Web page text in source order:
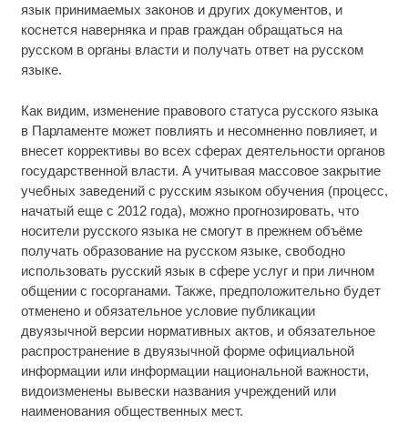
язык принимаемых законов и других документов, и
коснется наверняка и прав граждан обращаться на
русском в органы власти и получать ответ на русском
языке.
Как видим, изменение правового статуса русского языка
в Парламенте может повлиять и несомненно повлияет, и
внесет коррективы во всех сферах деятельности органов
государственной власти. А учитывая массовое закрытие
учебных заведений с русским языком обучения (процесс,
начатый еще с 2012 года), можно прогнозировать, что
носители русского языка не смогут в прежнем объёме
получать образование на русском языке, свободно
использовать русский язык в сфере услуг и при личном
общении с госорганами. Также, предположительно будет
отменено и обязательное условие публикации
двуязычной версии нормативных актов, и обязательное
распространение в двуязычной форме официальной
информации или информации национальной важности,
видоизменены вывески названия учреждений или
наименования общественных мест.